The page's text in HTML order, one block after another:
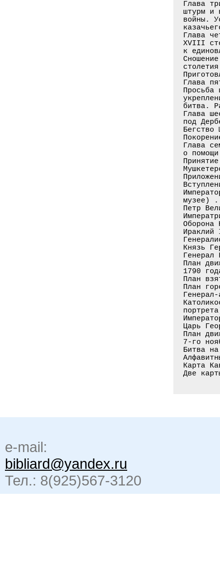
Глава
штурм и
войны.
Глава
XVIII
к
Глава
Просьба
битва.
Глава
под
Бегство
Глава
о
Петр
Князь
План
1790
План
План
Царь
План
7-го
Битва
Карта
Две
e-mail:
bibliard@yandex.ru
Тел.: 8(925)567-3120